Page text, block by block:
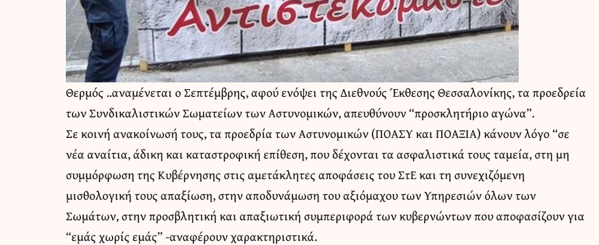
Θερμός ..αναμένεται ο Σεπτέμβρης, αφού ενόψει της Διεθνούς Έκθεσης Θεσσαλονίκης, τα προεδρεία
των Συνδικαλιστικών Σωματείων των Αστυνομικών, απευθύνουν “προσκλητήριο αγώνα”.
Σε κοινή ανακοίνωσή τους, τα προεδρία των Αστυνομικών (ΠΟΑΣΥ και ΠΟΑΞΙΑ) κάνουν λόγο “σε
νέα αναίτια, άδικη και καταστροφική επίθεση, που δέχονται τα ασφαλιστικά τους ταμεία, στη μη
συμμόρφωση της Κυβέρνησης στις αμετάκλητες αποφάσεις του ΣτΕ και τη συνεχιζόμενη
μισθολογική τους απαξίωση, στην αποδυνάμωση του αξιόμαχου των Υπηρεσιών όλων των
Σωμάτων, στην προσβλητική και απαξιωτική συμπεριφορά των κυβερνώντων που αποφασίζουν για
“εμάς χωρίς εμάς” -αναφέρουν χαρακτηριστικά.